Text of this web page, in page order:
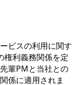
ビスの利用に関す
権利義務関係を定
輩PMと当社との
係に適用されま